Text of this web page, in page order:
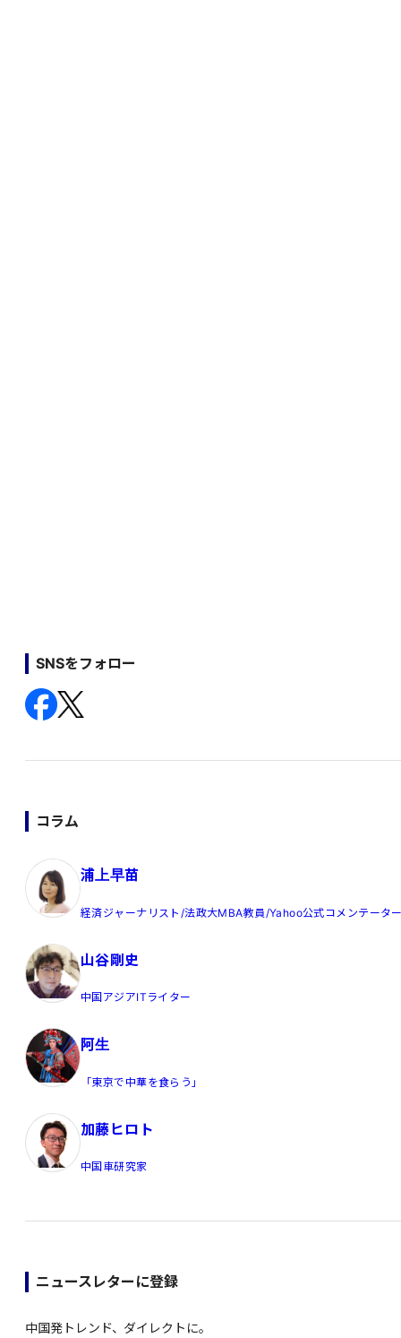
SNSをフォロー
コラム
浦上早苗
経済ジャーナリスト/法政大MBA教員/Yahoo公式コメンテータ
山谷剛史
中国アジアITライター
阿生
「東京で中華を食らう」
加藤ヒロト
中国車研究家
ニュースレターに登録
中国発トレンド、ダイレクトに。